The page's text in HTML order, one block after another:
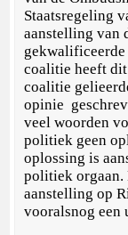
Staatsregeling
aanstelling van
gekwalificeerde
coalitie heeft dit
coalitie
opinie
veel woorden
politiek geen
oplossing is
politiek orgaan.
aanstelling op
vooralsnog een